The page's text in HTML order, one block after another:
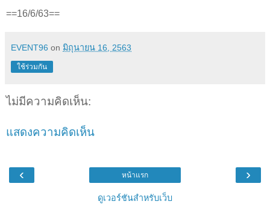
==16/6/63==
EVENT96 on มิถุนายน 16, 2563
ใช้ร่วมกัน
ไม่มีความคิดเห็น:
แสดงความคิดเห็น
‹ ›
หน้าแรก
ดูเวอร์ชันสำหรับเว็บ